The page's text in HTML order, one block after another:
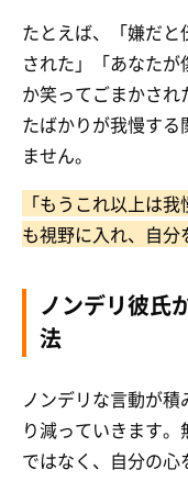
たとえば、「嫌だ
された」「あなた
か笑ってごまかさ
たばかりが我慢す
ません。
「もうこれ以上は
も視野に入れ、自分
ノンデリ彼氏
法
ノンデリな言動が
り減っていきます
ではなく、自分の心